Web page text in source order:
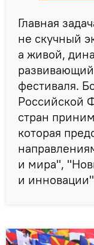
Главная
не скучный
а живой,
фестиваля.
Российской
стран
которая
и мира",
и